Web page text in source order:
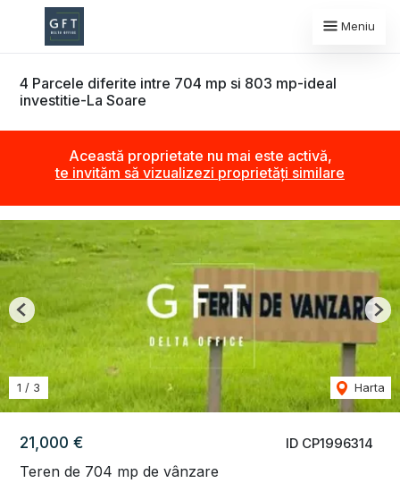
Meniu
4 Parcele diferite intre 704 mp si 803 mp-ideal
investitie-La Soare
Această proprietate nu mai este activă,
te invităm să vizualizezi proprietăți similare
ID CP1996314
21,000 €
Teren de 704 mp de vânzare
1 / 3 Harta
Previous